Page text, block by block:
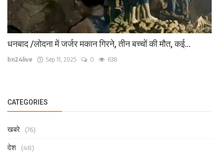
धनबाद /लोदना में जर्जर मकान गिरने, तीन बच्चों की मौत, कई...
bn24live Sep 11, 2025 0 638
CATEGORIES
खबरे (76)
देश (48)